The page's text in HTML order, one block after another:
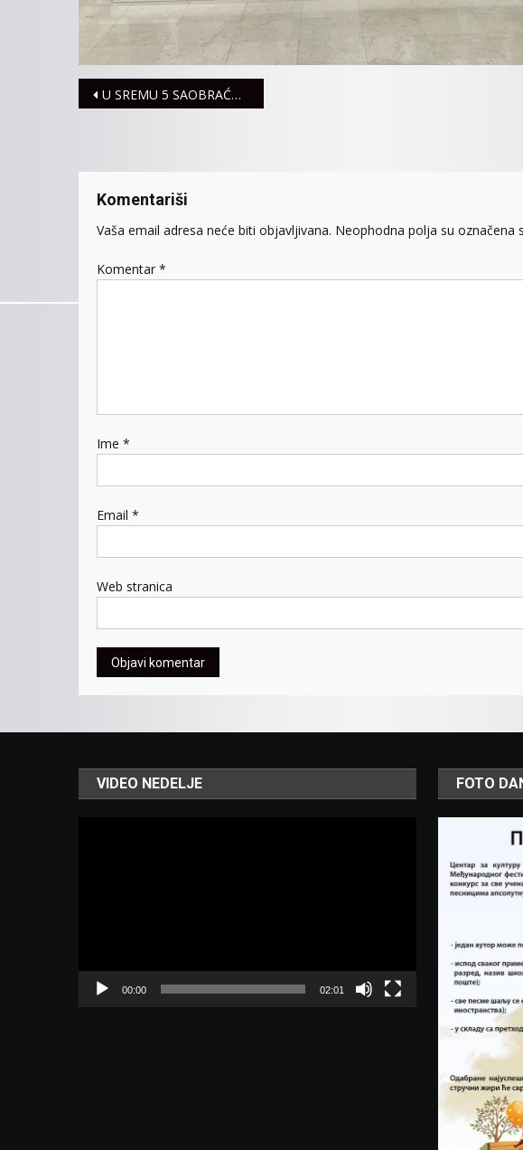
Navigacija
U SREMU 5 SAOBRAĆAJNIH NEZGODA
Komentariši
Vaša email adresa neće biti objavljivana. Neophodna polja su označena
Komentar *
Ime *
Email *
Web stranica
VIDEO NEDELJE
00:00 02:01
FOTO